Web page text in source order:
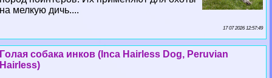
на мелкую дичь....
17 07 2026 12:57:49
Гoлая собака инков (Inca Hairless Dog, Peruvian
Hairless)